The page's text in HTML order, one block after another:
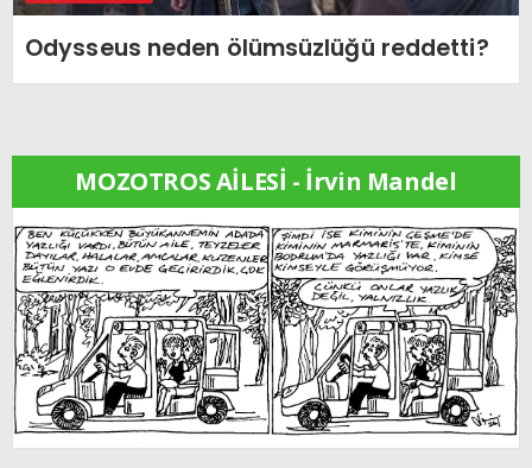
Odysseus neden ölümsüzlüğü reddetti?
MOZOTROS AİLESİ - İrvin Mandel